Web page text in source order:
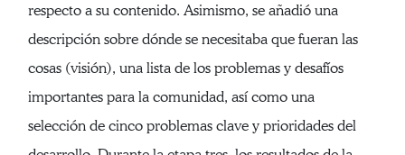
respecto a su contenido. Asimismo, se añadió una
descripción sobre dónde se necesitaba que fueran las
cosas (visión), una lista de los problemas y desafíos
importantes para la comunidad, así como una
selección de cinco problemas clave y prioridades del